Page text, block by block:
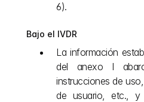
6).
Bajo el IVDR
La información
del anexo I
instrucciones de
de usuario, etc.,